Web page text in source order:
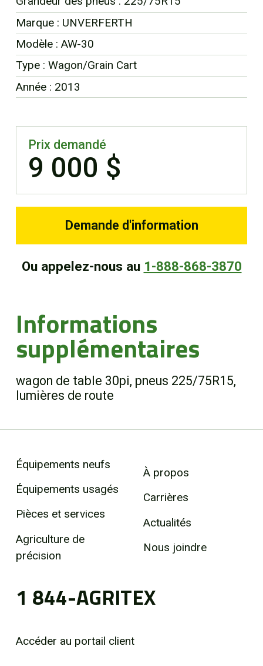
Marque : UNVERFERTH
Modèle : AW-30
Type : Wagon/Grain Cart
Année : 2013
Prix demandé
9 000 $
Demande d'information
Ou appelez-nous au 1-888-868-3870
Informations
supplémentaires
wagon de table 30pi, pneus 225/75R15,
lumières de route
Équipements neufs
Équipements usagés
Pièces et services
Agriculture de
précision
À propos
Carrières
Actualités
Nous joindre
1 844-AGRITEX
Accéder au portail client
EN